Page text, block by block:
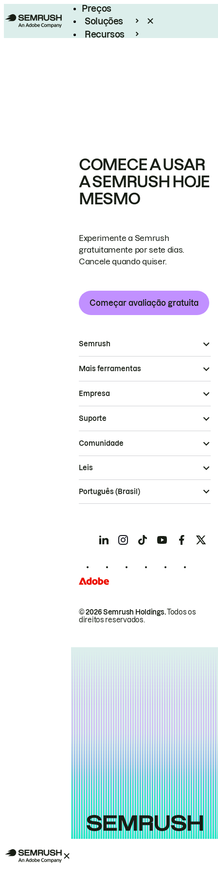
Preços
Soluções
Recursos
COMECE A USAR
A SEMRUSH HOJE
MESMO
Experimente a Semrush
gratuitamente por sete dias.
Cancele quando quiser.
Começar avaliação gratuita
Semrush
Mais ferramentas
Empresa
Suporte
Comunidade
© 2026 Semrush Holdings.Todos os
direitos reservados.
Leis
Português (Brasil)